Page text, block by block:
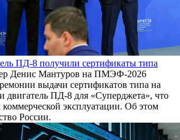
ПД-8 получили сертификаты типа
Денис Мантуров на ПМЭФ-2026
выдачи сертификатов типа на
двигатель ПД-8 для «Суперджета», что
коммерческой эксплуатации. Об этом
России.